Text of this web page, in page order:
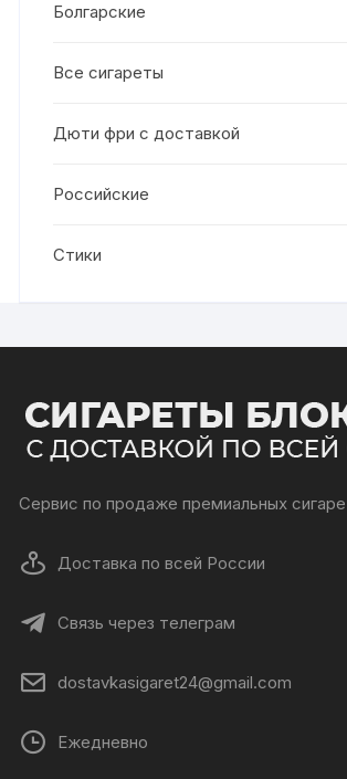
Болгарские
Все сигареты
Дюти фри с доставкой
Российские
Стики
Сервис по продаже премиальных
Доставка по всей России
Связь через телеграм
dostavkasigaret24@gmail.com
Ежедневно